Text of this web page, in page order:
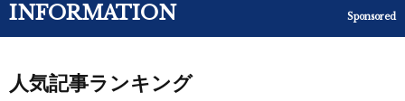
INFORMATION Sponsored
人気記事ランキング